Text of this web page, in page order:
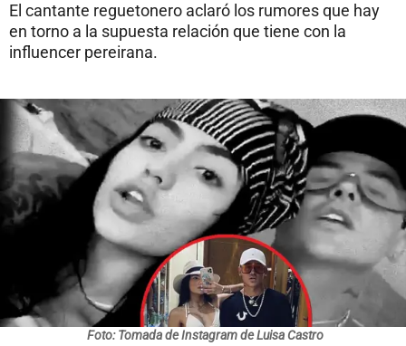
El cantante reguetonero aclaró los rumores que hay
en torno a la supuesta relación que tiene con la
influencer pereirana.
Foto: Tomada de Instagram de Luisa Castro